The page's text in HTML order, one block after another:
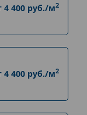
4 400 руб./м2
4 400 руб./м2